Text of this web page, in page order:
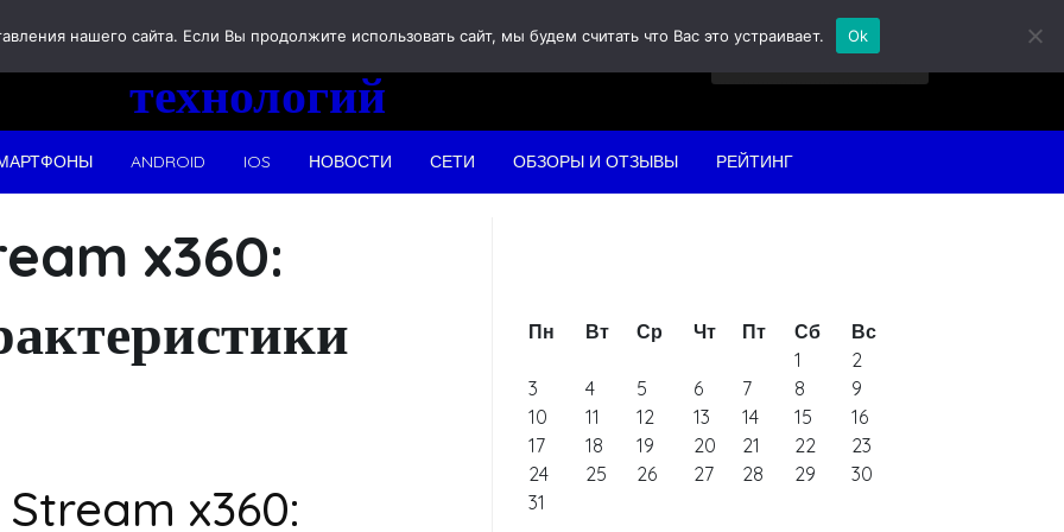
Новости
технологий
ANDROID IOS НОВОСТИ СЕТИ ОБЗОРЫ И ОТЗЫВЫ РЕЙТИНГ
x360:
Stream x360:
Пн Вт Ср Чт Пт Сб
Вс
1
2
3
4 5 6 7 8
9
10
11 12 13 14 15
16
17
18 19 20 21 22
23
24
25 26 27 28 29
30
31
нашего сайта. Если Вы продолжите использовать сайт, мы будем считать что Вас это устраивает. Ok